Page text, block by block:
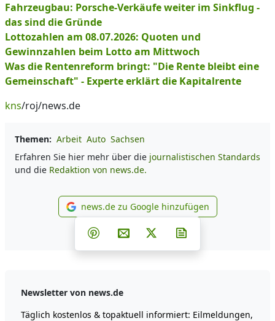
Fahrzeugbau: Porsche-Verkäufe weiter im Sinkflug -
das sind die Gründe
Lottozahlen am 08.07.2026: Quoten und
Gewinnzahlen beim Lotto am Mittwoch
Was die Rentenreform bringt: "Die Rente bleibt eine
Gemeinschaft" - Experte erklärt die Kapitalrente
kns/roj/news.de
Themen: Arbeit Auto Sachsen
Erfahren Sie hier mehr über die journalistischen Standards
und die Redaktion von news.de.
news.de zu Google
news.de zu Google hinzufügen
Teilen auf Facebook
Teilen auf Whatsapp
Teilen auf Telegram
Teilen auf Pinterest
Per E-Mail teilen
Post auf X
Newsletter von news.de
Täglich kostenlos & topaktuell informiert: Eilmeldungen,